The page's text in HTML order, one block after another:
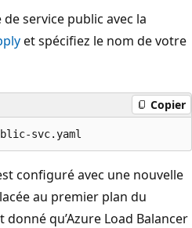
service public avec la
et spécifiez le nom de votre
Copier
configuré avec une nouvelle
au premier plan du
donné qu’Azure Load Balancer